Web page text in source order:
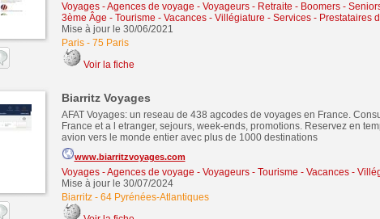
Voyages - Agences de voyage - Voyageurs- Retraite - Boomers -
3ème Âge - Tourisme - Vacances - Villégiature - Services - Prestataires
Mise à jour le 30/06/2021
Paris- 75 Paris
Voir la fiche
Biarritz Voyages
AFAT Voyages: un reseau de 438 agcodes de voyages en France.
France et a l etranger, sejours, week-ends, promotions. Reservez en
avion vers le monde entier avec plus de 1000 destinations
www.biarritzvoyages.com
Voyages - Agences de voyage - Voyageurs- Tourisme - Vacances -
Mise à jour le 30/07/2024
Biarritz- 64 Pyrénées-Atlantiques